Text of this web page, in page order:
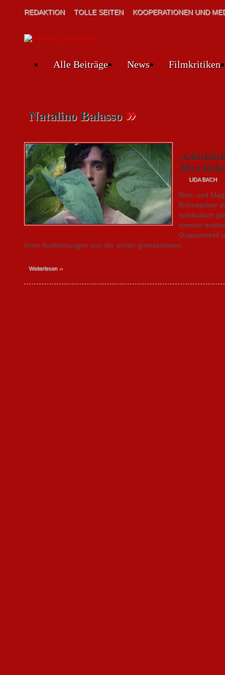
REDAKTION TOLLE SEITEN KOOPERATIONEN UND
Alle Beiträge News Filmkritiken
Natalino Balasso »
Alice
LIDA BACH
Neo- und
Rohrwacher
symbolisch
nimmer
Grausamkeit
ihren Ausformungen von der schier grenzenlosen
Weiterlesen »